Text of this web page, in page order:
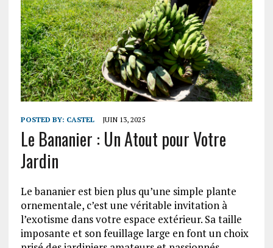
POSTED BY: CASTEL JUIN 13, 2025
Le Bananier : Un Atout pour Votre
Jardin
Le bananier est bien plus qu’une simple plante
ornementale, c’est une véritable invitation à
l’exotisme dans votre espace extérieur. Sa taille
imposante et son feuillage large en font un choix